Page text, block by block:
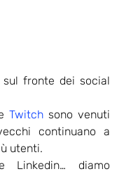
fronte dei social
Twitchsono venuti
continuano a
utenti.
Linkedin… diamo